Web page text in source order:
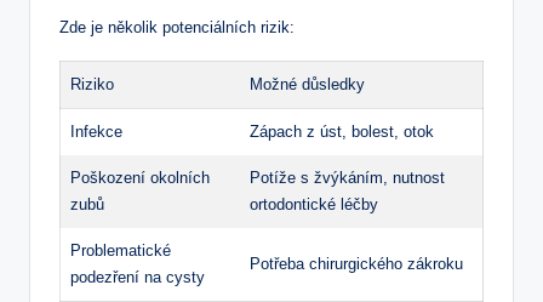
Zde je několik potenciálních rizik:
Riziko Možné důsledky
Infekce Zápach z úst, bolest, otok
Poškození okolních
zubů
Potíže s žvýkáním, nutnost
ortodontické léčby
Problematické
podezření na cysty
Potřeba chirurgického zákroku